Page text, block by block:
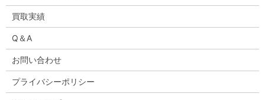
買取実績
Q＆A
お問い合わせ
プライバシーポリシー